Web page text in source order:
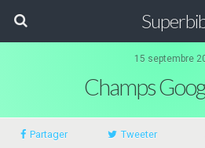
15 septembre
Champs
Partager Tweeter